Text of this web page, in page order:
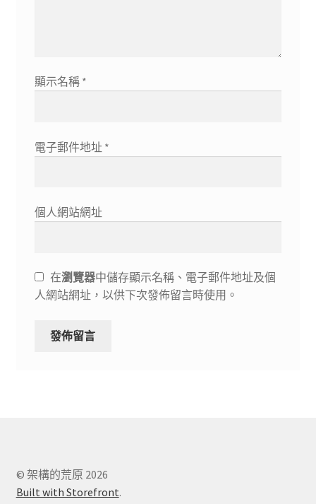
顯示名稱 *
電子郵件地址 *
個人網站網址
在瀏覽器中儲存顯示名稱、電子郵件地址及個
人網站網址，以供下次發佈留言時使用。
© 架構的荒原 2026
Built with Storefront.